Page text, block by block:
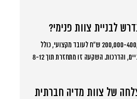
לבניית צוות פנימי?
עלות שנתית של 200,000-400,000 ש”ח לעובד מקצועי, כולל
משכורת, כלים טכנולוגיים, והדרכות. השקעה זו מתחזרת תוך 8-12
של צוות מדיה חברתית